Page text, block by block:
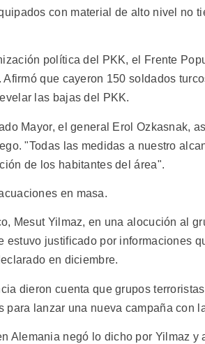
con material de alto nivel no
política del PKK, el Frente
Afirmó que cayeron 150 soldados
las bajas del PKK.
Mayor, el general Erol Ozkasnak,
"Todas las medidas a nuestro
de los habitantes del área".
en masa.
Mesut Yilmaz, en una alocución al
estuvo justificado por informaciones
en diciembre.
dieron cuenta que grupos
para lanzar una nueva campaña con
Alemania negó lo dicho por Yilmaz